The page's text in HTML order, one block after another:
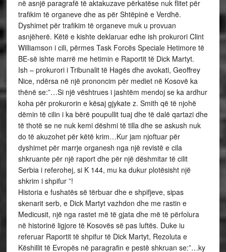
në asnjë paragrafë të aktakuzave përkatëse nuk flitet për
trafikim të organeve dhe as për Shtëpinë e Verdhë.
Dyshimet për trafikim të organeve muk u provuan
asnjëherë. Këtë e kishte deklaruar edhe ish prokurori Clint
Williamson i cili, përmes Task Forcës Speciale Hetimore të
BE-së ishte marrë me hetimin e Raportit të Dick Martyt.
Ish – prokurori i Tribunalit të Hagës dhe avokati, Geoffrey
Nice, ndërsa në një prononcim për mediet në Kosovë ka
thënë se:”…Si një vështrues i jashtëm mendoj se ka ardhur
koha për prokurorin e kësaj gjykate z. Smith që të njohë
dëmin të cilin i ka bërë poupullit tuaj dhe të dalë qartazi dhe
të thotë se ne nuk kemi dëshmi të tilla dhe se askush nuk
do të akuzohet për këtë krim…Kur jam njoftuar për
dyshimet për marrje organesh nga një revistë e cila
shkruante për një raport dhe për një dëshmitar të cilit
Serbia i referohej, si K 144, mu ka dukur plotësisht një
shkrim i shpifur ”!
Historia e fushatës së tërbuar dhe e shpifjeve, sipas
skenarit serb, e Dick Martyt vazhdon dhe me rastin e
Medicusit, një nga rastet më të gjata dhe më të përfolura
në historinë ligjore të Kosovës së pas luftës. Duke iu
referuar Raportit të shpifur të Dick Martyt, Rezoluta e
Këshillit të Evropës në paragrafin e pestë shkruan se:”…ky